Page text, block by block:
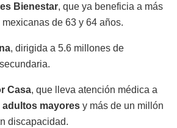
Bienestar, que ya beneficia a más
de 63 y 64 años.
, dirigida a 5.6 millones de
Casa, que lleva atención médica a
adultos mayores y más de un millón
discapacidad.